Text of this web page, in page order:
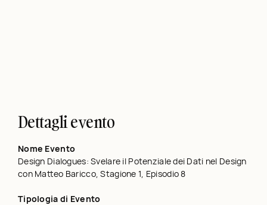
Dettagli evento
Nome Evento
Design Dialogues: Svelare il Potenziale dei Dati nel Design
con Matteo Baricco, Stagione 1, Episodio 8
Tipologia di Evento